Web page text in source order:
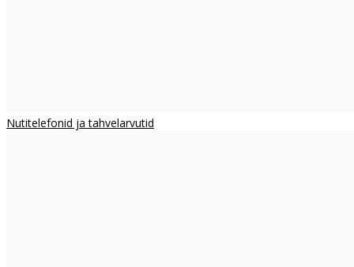
Nutitelefonid ja tahvelarvutid